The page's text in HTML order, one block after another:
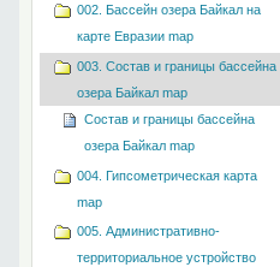
002. Бассейн озера Байкал на
карте Евразии map
003. Состав и границы бассейна
озера Байкал map
Состав и границы бассейна
озера Байкал map
004. Гипсометрическая карта
map
005. Административно-
территориальное устройство